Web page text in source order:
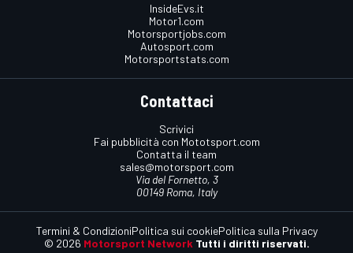
InsideEvs.it
Motor1.com
Motorsportjobs.com
Autosport.com
Motorsportstats.com
Contattaci
Scrivici
Fai pubblicità con Mototsport.com
Contatta il team
sales@motorsport.com
Via del Fornetto, 3
00149 Roma, Italy
© 2026 Motorsport Network Tutti i diritti riservati.
Termini & CondizioniPolitica sui cookiePolitica sulla Privacy